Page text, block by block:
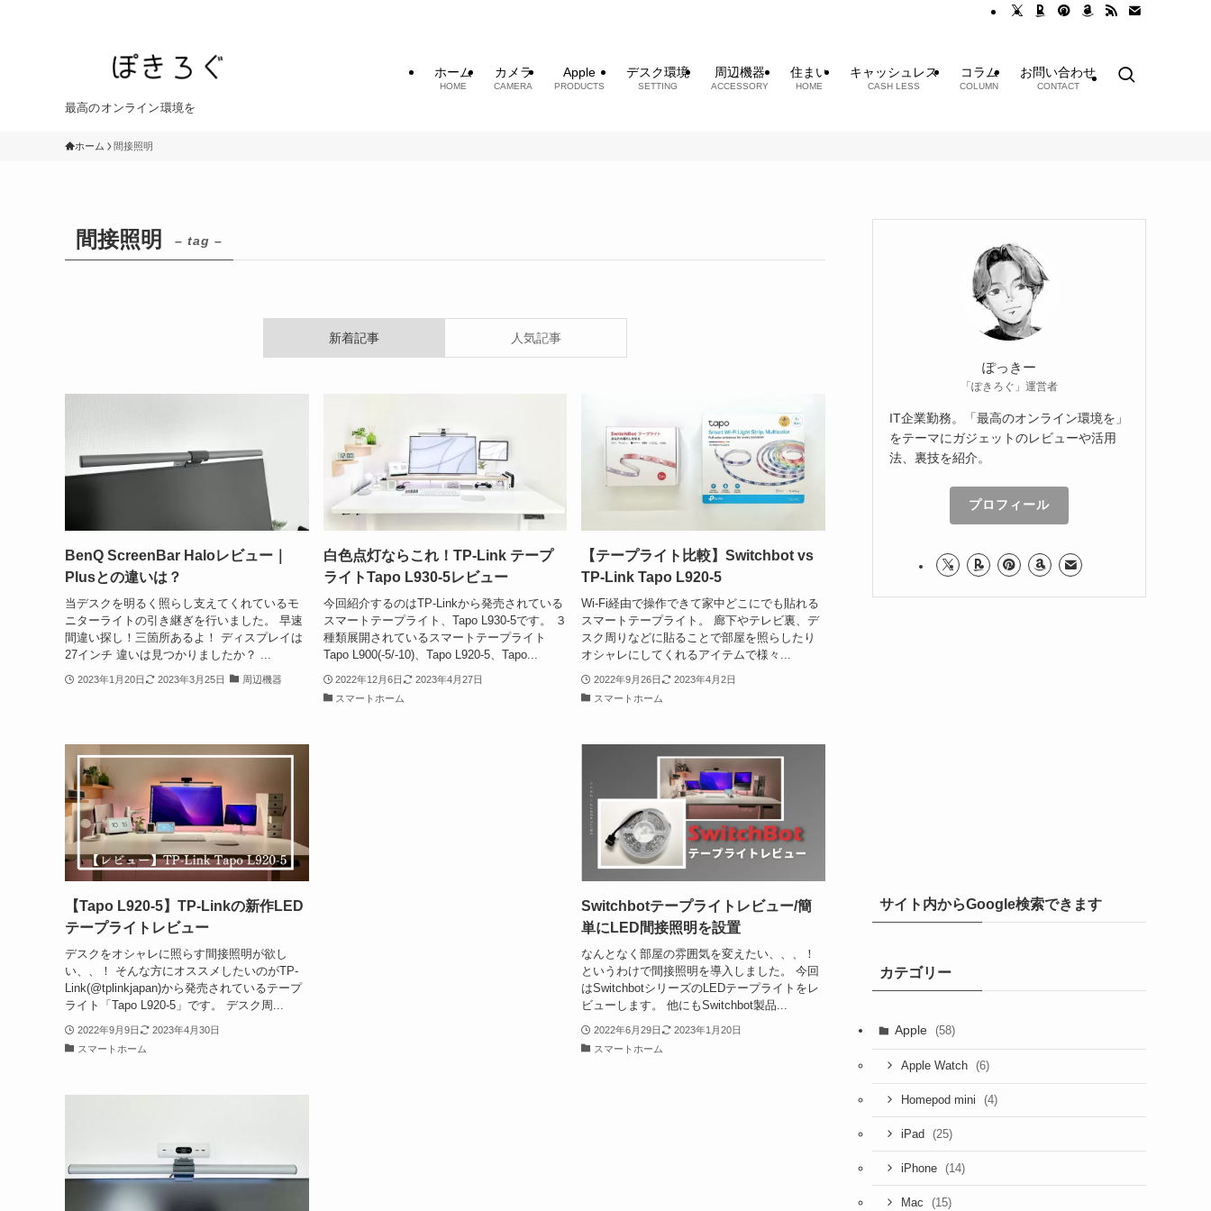
最高のオンライン環境を
ホーム
HOME
カメラ
CAMERA
Apple
PRODUCTS
デスク環境
SETTING
周辺機器
ACCESSORY
住まい
HOME
キャッシュレス
CASH LESS
コラム
COLUMN
お問い合わせ
CONTACT
ホーム 間接照明
間接照明 – tag –
新着記事 人気記事
BenQ ScreenBar Haloレビュー｜
Plusとの違いは？
当デスクを明るく照らし支えてくれているモ
ニターライトの引き継ぎを行いました。 早速
間違い探し！三箇所あるよ！ ディスプレイは
27インチ 違いは見つかりましたか？ ...
2023年1月20日 2023年3月25日 周辺機器
白色点灯ならこれ！TP-Link テープ
ライトTapo L930-5レビュー
今回紹介するのはTP-Linkから発売されている
スマートテープライト、Tapo L930-5です。 ３
種類展開されているスマートテープライト
Tapo L900(-5/-10)、Tapo L920-5、Tapo...
2022年12月6日
2023年4月27日
スマートホーム
【テープライト比較】Switchbot vs
TP-Link Tapo L920-5
Wi-Fi経由で操作できて家中どこにでも貼れる
スマートテープライト。 廊下やテレビ裏、デ
スク周りなどに貼ることで部屋を照らしたり
オシャレにしてくれるアイテムで様々...
2022年9月26日
2023年4月2日
スマートホーム
【Tapo L920-5】TP-Linkの新作LED
テープライトレビュー
デスクをオシャレに照らす間接照明が欲し
い、、！ そんな方にオススメしたいのがTP-
Link(@tplinkjapan)から発売されているテープ
ライト「Tapo L920-5」です。 デスク周...
2022年9月9日
2023年4月30日
スマートホーム
Switchbotテープライトレビュー/簡
単にLED間接照明を設置
なんとなく部屋の雰囲気を変えたい、、、！
というわけで間接照明を導入しました。 今回
はSwitchbotシリーズのLEDテープライトをレ
ビューします。 他にもSwitchbot製品...
2022年6月29日
2023年1月20日
スマートホーム
ぽっきー
「ぽきろぐ」運営者
IT企業勤務。「最高のオンライン環境を」
をテーマにガジェットのレビューや活用
法、裏技を紹介。
プロフィール
サイト内からGoogle検索できます
カテゴリー
Apple (58)
Apple Watch (6)
Homepod mini (4)
iPad (25)
iPhone (14)
Mac (15)